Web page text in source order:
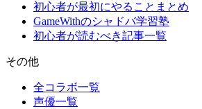
初心者が最初にやることまとめ
GameWithのシャドバ学習塾
初心者が読むべき記事一覧
その他
全コラボ一覧
声優一覧